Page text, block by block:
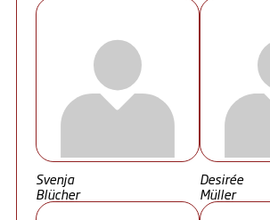
Svenja
Blücher
Desirée
Müller